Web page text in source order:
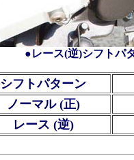
●レース(逆)シフトパ
シフトパターン
ノーマル (正)
レース (逆)